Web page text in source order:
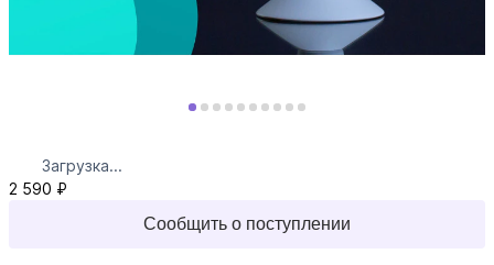
Загрузка...
2 590 ₽
Сообщить о поступлении